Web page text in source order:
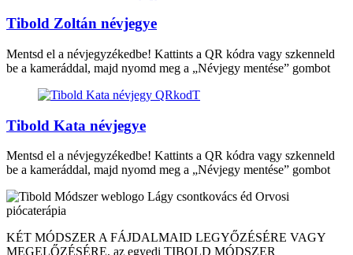
Tibold Zoltán névjegye
Mentsd el a névjegyzékedbe! Kattints a QR kódra vagy szkenneld
be a kameráddal, majd nyomd meg a „Névjegy mentése” gombot
Tibold Kata névjegye
Mentsd el a névjegyzékedbe! Kattints a QR kódra vagy szkenneld
be a kameráddal, majd nyomd meg a „Névjegy mentése” gombot
KÉT MÓDSZER A FÁJDALMAID LEGYŐZÉSÉRE VAGY
MEGELŐZÉSÉRE, az egyedi TIBOLD MÓDSZER